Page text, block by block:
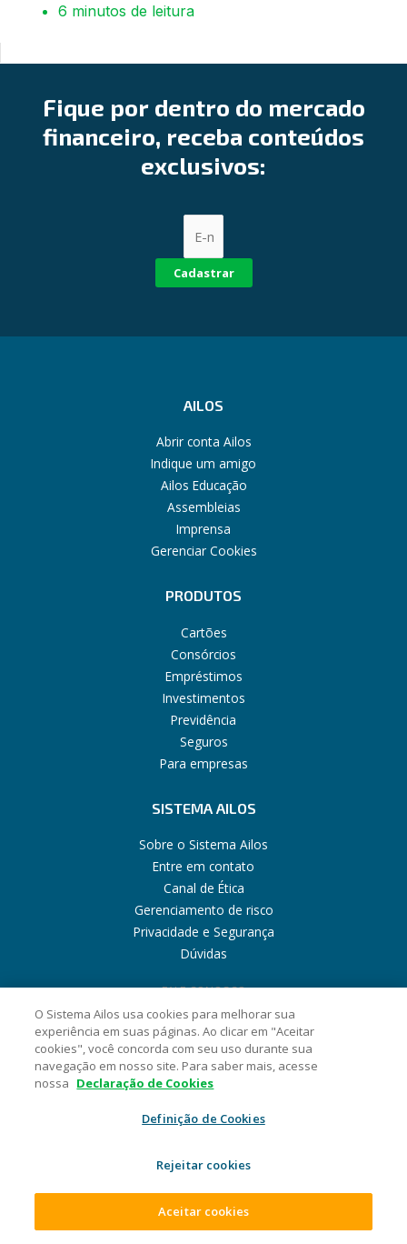
6 minutos de leitura
Fique por dentro do mercado
financeiro, receba conteúdos
exclusivos:
Cadastrar
AILOS
Abrir conta Ailos
Indique um amigo
Ailos Educação
Assembleias
Imprensa
Gerenciar Cookies
PRODUTOS
Cartões
Consórcios
Empréstimos
Investimentos
Previdência
Seguros
Para empresas
SISTEMA AILOS
Sobre o Sistema Ailos
Entre em contato
Canal de Ética
Gerenciamento de risco
Privacidade e Segurança
Dúvidas
FALE CONOSCO
O Sistema Ailos usa cookies para melhorar sua
experiência em suas páginas. Ao clicar em "Aceitar
cookies", você concorda com seu uso durante sua
navegação em nosso site. Para saber mais, acesse
nossa Declaração de Cookies
Definição de Cookies
Rejeitar cookies
Aceitar cookies